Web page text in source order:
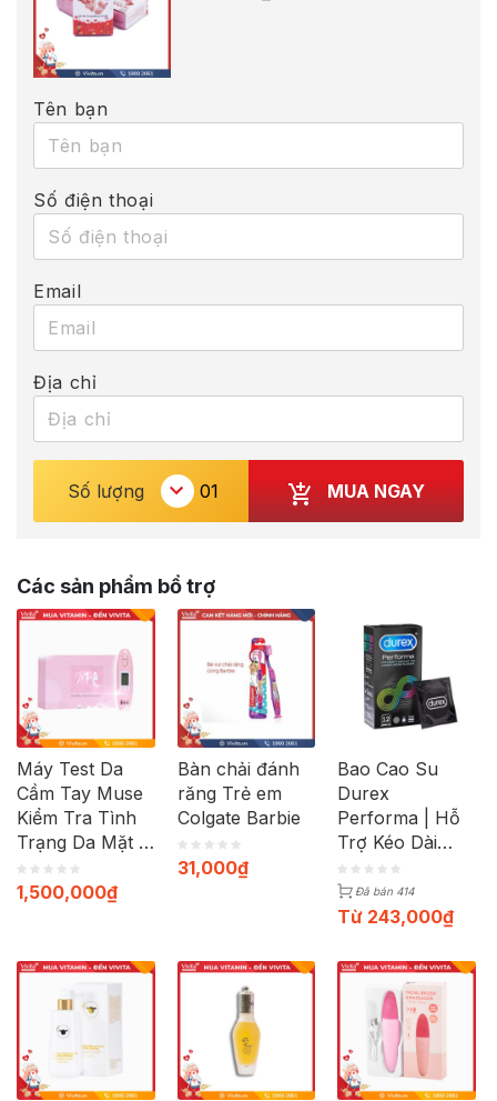
Tên bạn
Số điện thoại
Email
Địa chỉ
Số lượng MUA NGAY
Các sản phẩm bổ trợ
Máy Test Da
Cầm Tay Muse
Kiểm Tra Tình
Trạng Da Mặt |
Bộ Gồm Máy +
Cáp Sạc
1,500,000₫
Bàn chải đánh
răng Trẻ em
Colgate Barbie
31,000₫
Bao Cao Su
Durex
Performa | Hỗ
Trợ Kéo Dài
Thời Gian | Hộp
12cĐã bán 414
Từ 243,000₫